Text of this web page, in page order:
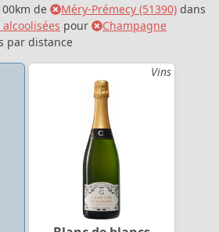
de Méry-Prémecy (51390) dans
alcoolisées pour
Champagne
par distance
Vins